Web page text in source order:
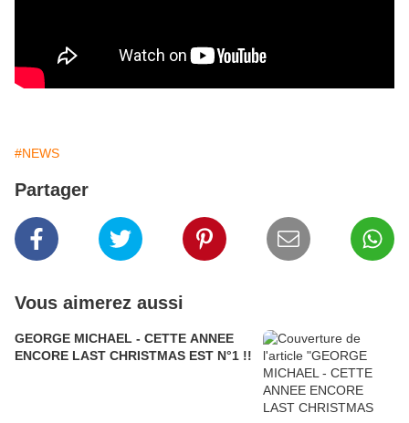
#NEWS
Partager
Vous aimerez aussi
GEORGE MICHAEL - CETTE ANNEE
ENCORE LAST CHRISTMAS EST N°1 !!